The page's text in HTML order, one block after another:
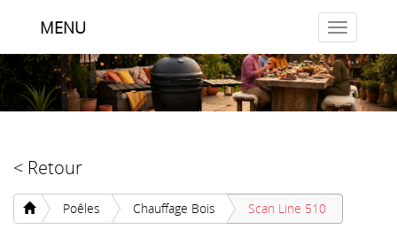
Toggle
MENU
< Retour
Poêles Chauffage Bois Scan Line 510